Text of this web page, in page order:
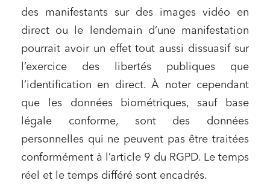
des manifestants sur des images vidéo en
direct ou le lendemain d’une manifestation
pourrait avoir un effet tout aussi dissuasif sur
l’exercice des libertés publiques que
l’identification en direct. À noter cependant
que les données biométriques, sauf base
légale conforme, sont des données
personnelles qui ne peuvent pas être traitées
conformément à l’article 9 du RGPD. Le temps
réel et le temps différé sont encadrés.